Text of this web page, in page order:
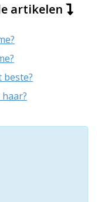
artikelen